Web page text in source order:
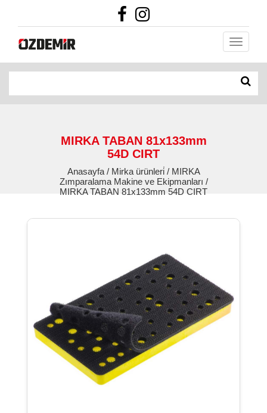
MIRKA TABAN 81x133mm
54D CIRT
Anasayfa / Mirka ürünleri̇ / MIRKA
Zımparalama Makine ve Ekipmanları /
MIRKA TABAN 81x133mm 54D CIRT